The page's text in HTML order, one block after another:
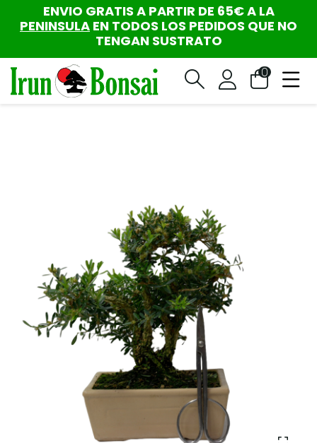
ENVIO GRATIS A PARTIR DE 65€ A LA
PENINSULA EN TODOS LOS PEDIDOS QUE NO
TENGAN SUSTRATO
0